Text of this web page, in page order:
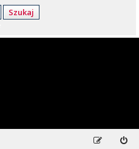
Szukaj